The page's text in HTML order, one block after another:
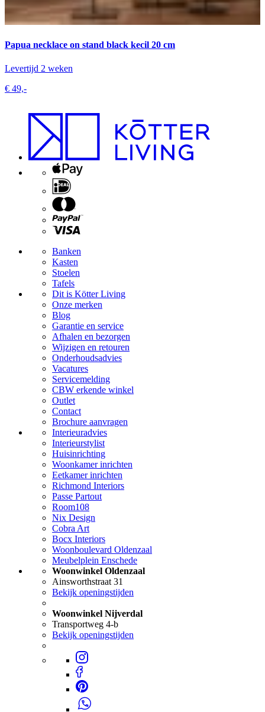
Papua necklace on stand black kecil 20 cm
Levertijd 2 weken
€ 49,-
Banken
Kasten
Stoelen
Tafels
Dit is Kötter Living
Onze merken
Blog
Garantie en service
Afhalen en bezorgen
Wijzigen en retouren
Onderhoudsadvies
Vacatures
Servicemelding
CBW erkende winkel
Outlet
Contact
Brochure aanvragen
Interieuradvies
Interieurstylist
Huisinrichting
Woonkamer inrichten
Eetkamer inrichten
Richmond Interiors
Passe Partout
Room108
Nix Design
Cobra Art
Bocx Interiors
Woonboulevard Oldenzaal
Meubelplein Enschede
Woonwinkel Oldenzaal
Ainsworthstraat 31
Bekijk openingstijden
Woonwinkel Nijverdal
Transportweg 4-b
Bekijk openingstijden